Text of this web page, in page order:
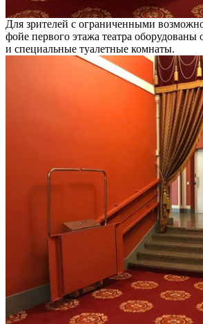
Для зрителей с ограниченными
фойе первого этажа театра оборудованы
и специальные туалетные комнаты.